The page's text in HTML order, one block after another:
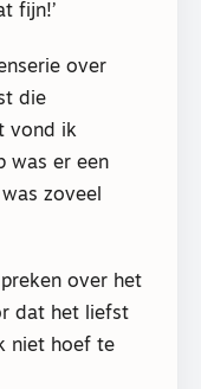
fijn!’
over
die
vond ik
was er een
zoveel
over het
dat het liefst
niet hoef te